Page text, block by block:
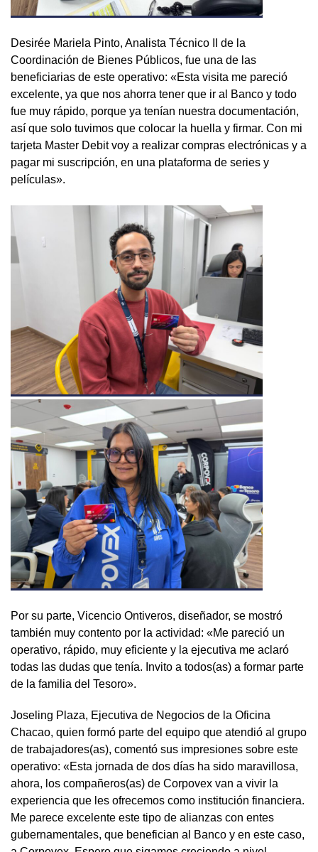
Desirée Mariela Pinto, Analista Técnico II de la
Coordinación de Bienes Públicos, fue una de las
beneficiarias de este operativo: «Esta visita me pareció
excelente, ya que nos ahorra tener que ir al Banco y todo
fue muy rápido, porque ya tenían nuestra documentación,
así que solo tuvimos que colocar la huella y firmar. Con mi
tarjeta Master Debit voy a realizar compras electrónicas y a
pagar mi suscripción, en una plataforma de series y
películas».
Por su parte, Vicencio Ontiveros, diseñador, se mostró
también muy contento por la actividad: «Me pareció un
operativo, rápido, muy eficiente y la ejecutiva me aclaró
todas las dudas que tenía. Invito a todos(as) a formar parte
de la familia del Tesoro».
Joseling Plaza, Ejecutiva de Negocios de la Oficina
Chacao, quien formó parte del equipo que atendió al grupo
de trabajadores(as), comentó sus impresiones sobre este
operativo: «Esta jornada de dos días ha sido maravillosa,
ahora, los compañeros(as) de Corpovex van a vivir la
experiencia que les ofrecemos como institución financiera.
Me parece excelente este tipo de alianzas con entes
gubernamentales, que benefician al Banco y en este caso,